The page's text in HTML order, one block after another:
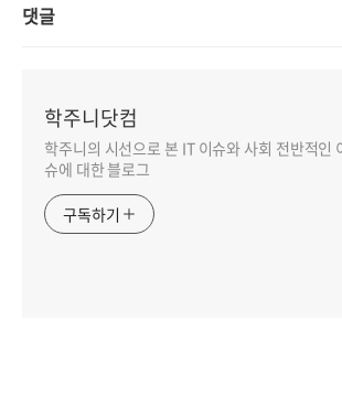
댓글
학주니닷컴
학주니의 시선으로 본 IT 이슈와 사회 전반적인
슈에 대한 블로그
구독하기